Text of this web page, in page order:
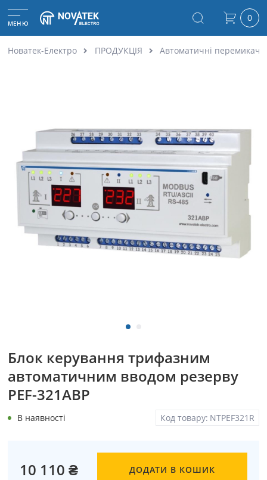
МЕНЮ 0
Новатек-Електро ПРОДУКЦІЯ Автоматичні перемикачі
Блок керування трифазним
автоматичним вводом резерву
PEF-321АВР
Код товару: NTPEF321R
В наявності
10 110 ₴ ДОДАТИ В КОШИК